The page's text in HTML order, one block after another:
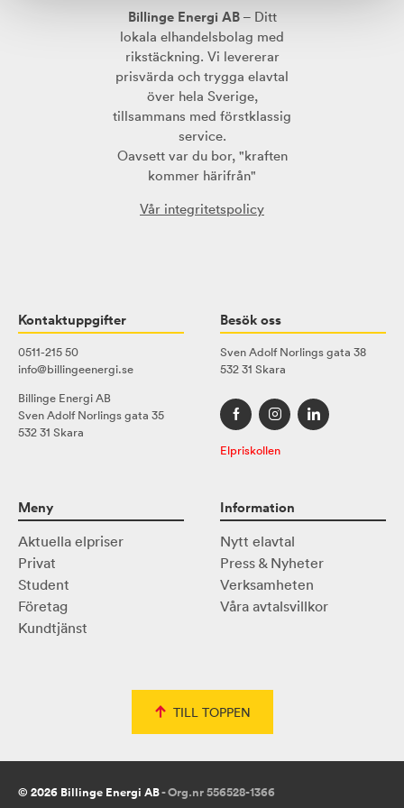
Billinge Energi AB– Ditt
lokala elhandelsbolag med
rikstäckning. Vi levererar
prisvärda och trygga elavtal
över hela Sverige,
tillsammans med förstklassig
service.
Oavsett var du bor, "kraften
kommer härifrån"
Vår integritetspolicy
Kontaktuppgifter
0511-215 50
info@billingeenergi.se
Billinge Energi AB
Sven Adolf Norlings gata 35
532 31 Skara
Besök oss
Sven Adolf Norlings gata 38
532 31 Skara
Elpriskollen
Meny
Aktuella elpriser
Privat
Student
Företag
Kundtjänst
Information
Nytt elavtal
Press & Nyheter
Verksamheten
Våra avtalsvillkor
TILL TOPPEN
© 2026 Billinge Energi AB- Org.nr 556528-1366